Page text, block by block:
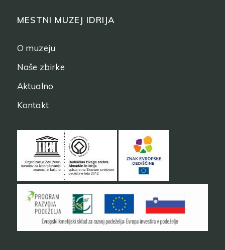
MESTNI MUZEJ IDRIJA
O muzeju
Naše zbirke
Aktualno
Kontakt